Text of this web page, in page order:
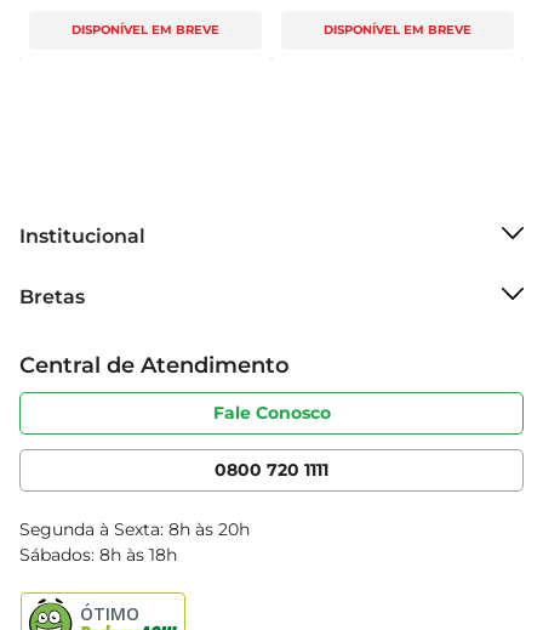
DISPONÍVEL EM BREVE DISPONÍVEL EM BREVE
Institucional
Grupo Cencosud
Sobre privacidade
Portal do fornecedor
Cencosud Media
Bretas
Produtos Bretas
Código de ética
Serviços
Clube Bretas
Blog Bretas
Black Friday
Central de Atendimento
Fale Conosco
0800 720 1111
Segunda à Sexta: 8h às 20h
Sábados: 8h às 18h